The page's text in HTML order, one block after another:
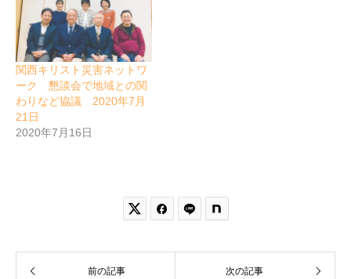
関西キリスト災害ネットワ
ーク 懇談会で地域との関
わりなど協議 2020年7月
21日
2020年7月16日
 
前の記事 次の記事